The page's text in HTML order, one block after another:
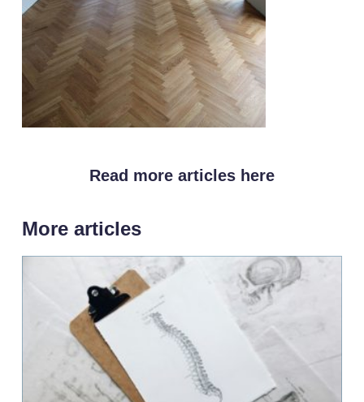
Read more articles here
More articles